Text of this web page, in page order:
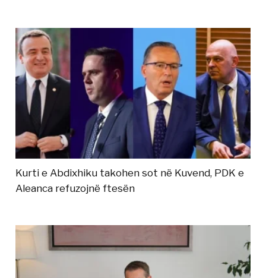
Kurti e Abdixhiku takohen sot në Kuvend, PDK e
Aleanca refuzojnë ftesën